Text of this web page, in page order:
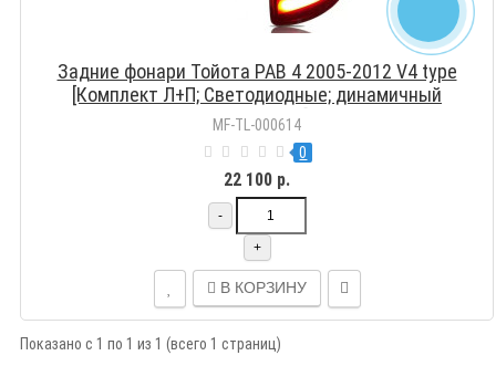
Задние фонари Тойота РАВ 4 2005-2012 V4 type
[Комплект Л+П; Светодиодные; динамичный
поворотник]
MF-TL-000614
0
22 100 р.
-
+
В КОРЗИНУ
Показано с 1 по 1 из 1 (всего 1 страниц)